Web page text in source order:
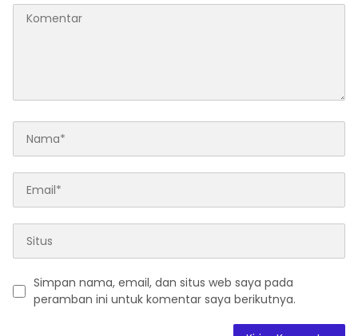
Simpan nama, email, dan situs web saya pada
peramban ini untuk komentar saya berikutnya.